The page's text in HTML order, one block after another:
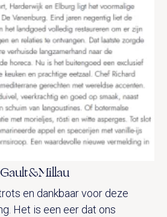
en dankbaar voor deze
Het is een eer dat ons